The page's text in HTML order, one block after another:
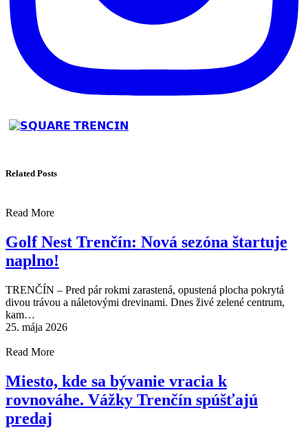
Related Posts
Read More
Golf Nest Trenčín: Nová sezóna štartuje
naplno!
TRENČÍN – Pred pár rokmi zarastená, opustená plocha pokrytá
divou trávou a náletovými drevinami. Dnes živé zelené centrum,
kam…
25. mája 2026
Read More
Miesto, kde sa bývanie vracia k
rovnováhe. Vážky Trenčín spúšťajú
predaj